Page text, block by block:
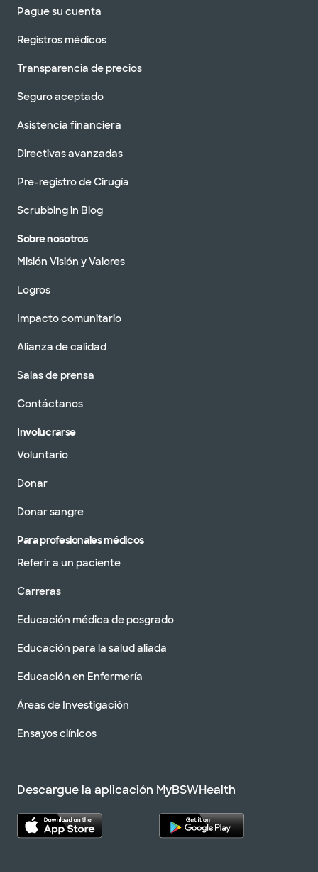
Pague su cuenta
Registros médicos
Transparencia de precios
Seguro aceptado
Asistencia financiera
Directivas avanzadas
Pre-registro de Cirugía
Scrubbing in Blog
Sobre nosotros
Misión Visión y Valores
Logros
Impacto comunitario
Alianza de calidad
Salas de prensa
Contáctanos
Involucrarse
Voluntario
Donar
Donar sangre
Para profesionales médicos
Referir a un paciente
Carreras
Educación médica de posgrado
Educación para la salud aliada
Educación en Enfermería
Áreas de Investigación
Ensayos clínicos
Descargue la aplicación MyBSWHealth